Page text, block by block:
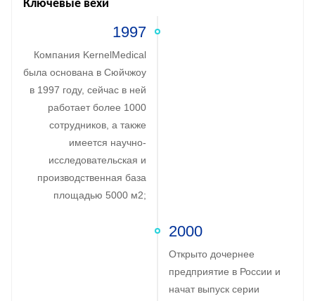
Ключевые вехи
1997
Компания KernelMedical
была основана в Сюйчжоу
в 1997 году, сейчас в ней
работает более 1000
сотрудников, а также
имеется научно-
исследовательская и
производственная база
площадью 5000 м2;
2000
Открыто дочернее
предприятие в России и
начат выпуск серии